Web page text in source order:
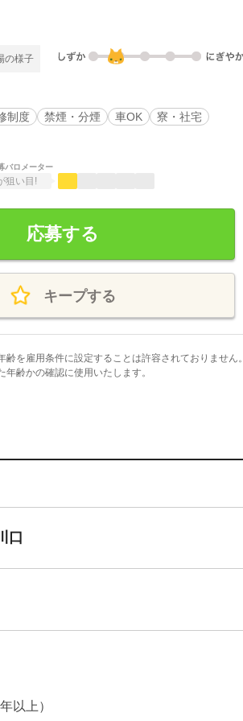
の様子
制度 禁煙・分煙 車OK 寮・社宅
バロメーター
狙い目!
応募する
キープする
を雇用条件に設定することは許容されておりません
齢かの確認に使用いたします。
口
以上）